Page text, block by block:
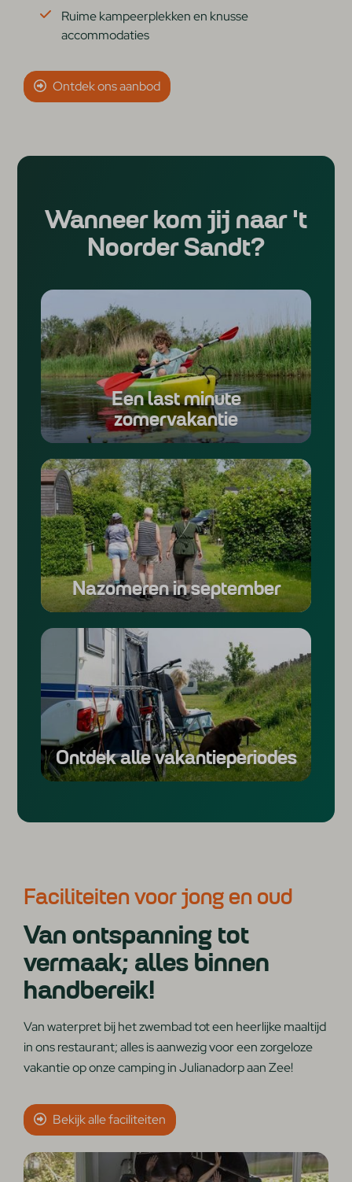
Ruime kampeerplekken en knusse
accommodaties
Ontdek ons aanbod
Wanneer kom jij naar 't
Noorder Sandt?
Een last minute
zomervakantie
Nazomeren in september
Ontdek alle vakantieperiodes
Faciliteiten voor jong en oud
Van ontspanning tot
vermaak; alles binnen
handbereik!
Van waterpret bij het zwembad tot een heerlijke maaltijd
in ons restaurant; alles is aanwezig voor een zorgeloze
vakantie op onze camping in Julianadorp aan Zee!
Bekijk alle faciliteiten